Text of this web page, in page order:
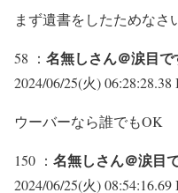
まず遺書をしたためなさ
58 ： 名無しさん＠涙目
2024/06/25(火)
ウーバーなら誰でもOK
150 ： 名無しさん＠涙目
2024/06/25(火)